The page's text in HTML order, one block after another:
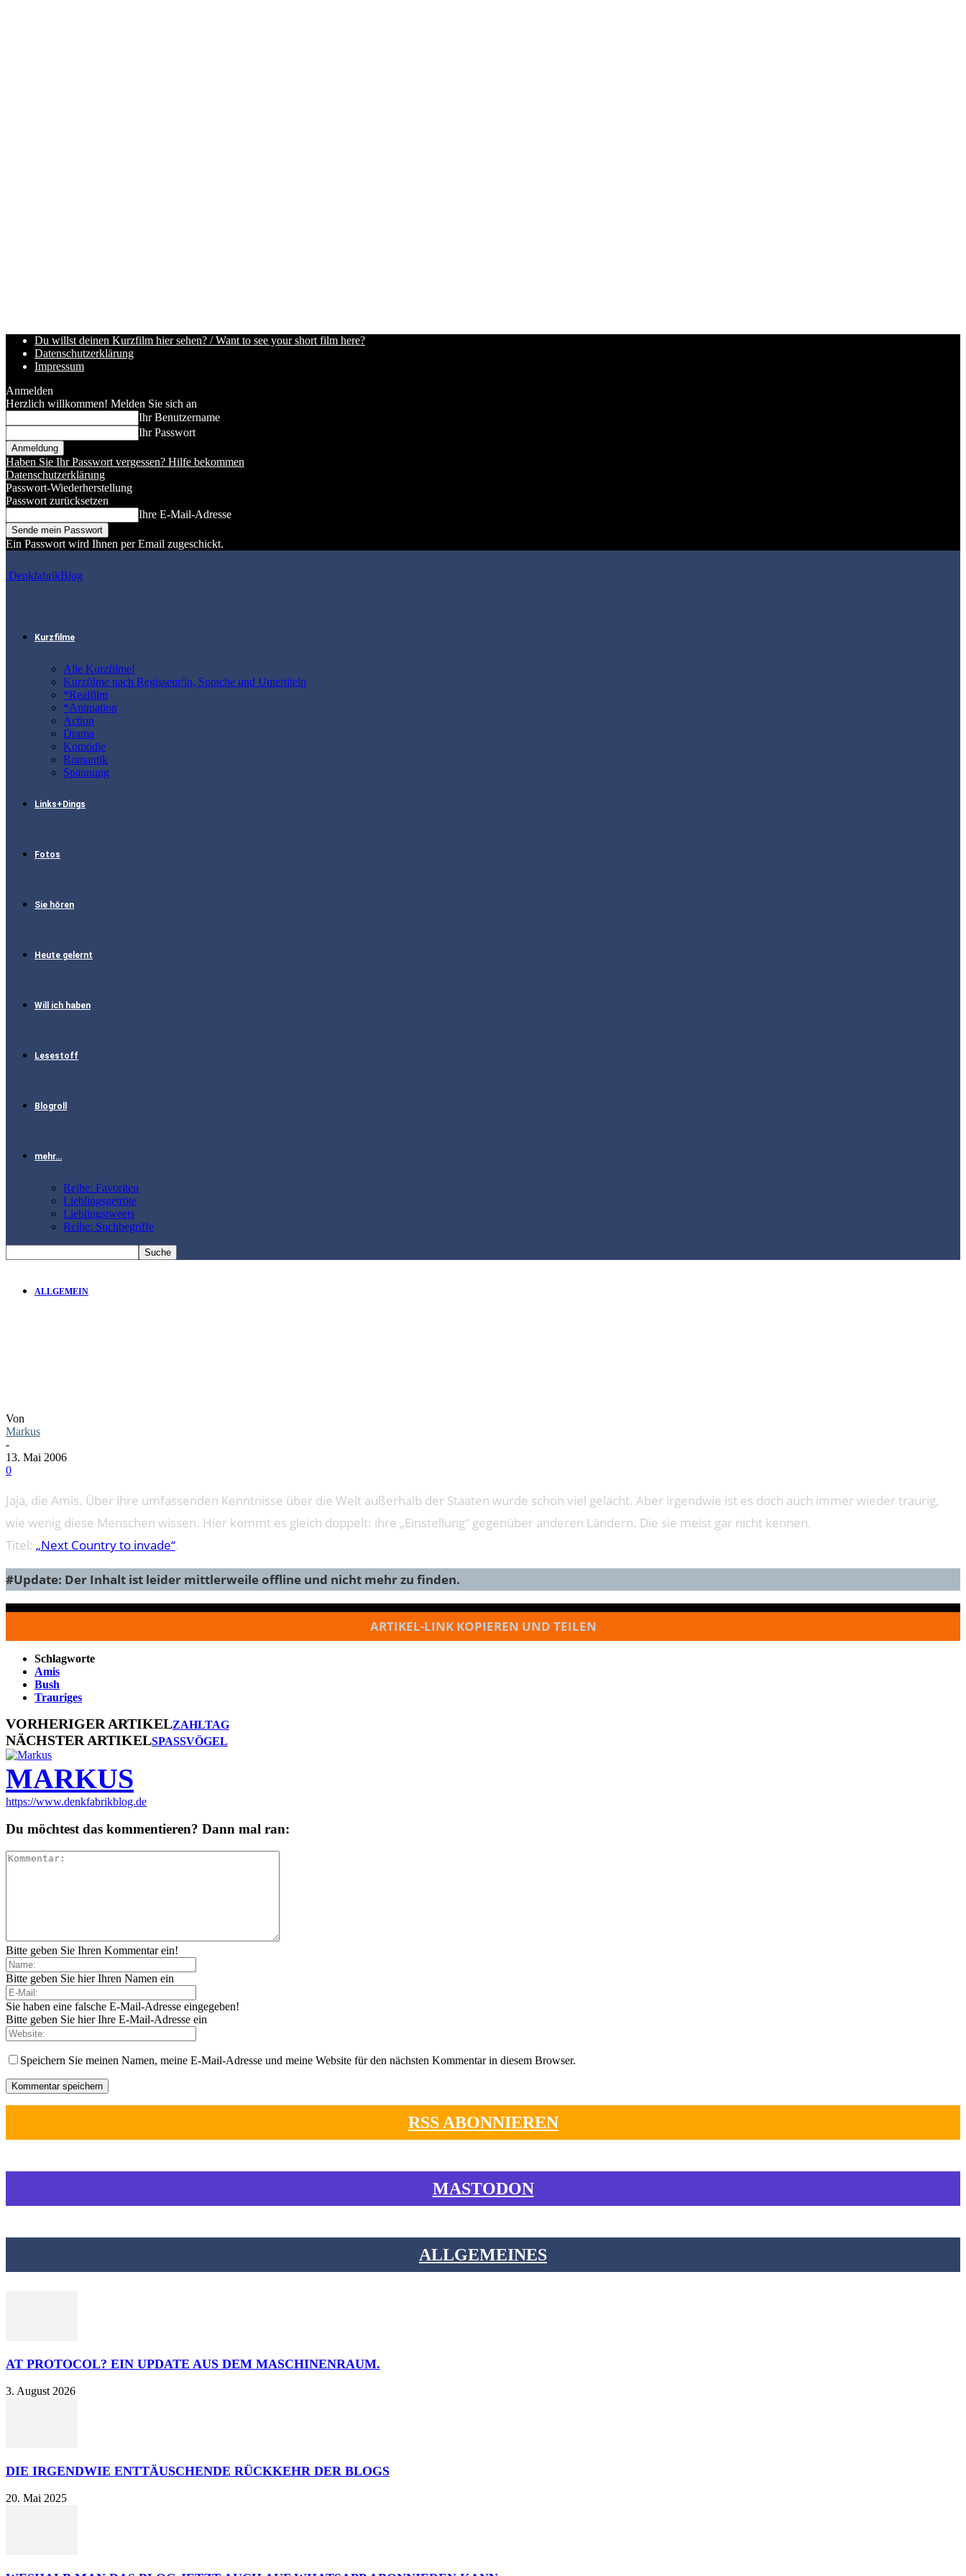
Du willst deinen Kurzfilm hier sehen? / Want to see your short film here?
Datenschutzerklärung
Impressum
Anmelden
Herzlich willkommen! Melden Sie sich an
Ihr Benutzername
Ihr Passwort
Haben Sie Ihr Passwort vergessen? Hilfe bekommen
Datenschutzerklärung
Passwort-Wiederherstellung
Passwort zurücksetzen
Ihre E-Mail-Adresse
Ein Passwort wird Ihnen per Email zugeschickt.
DenkfabrikBlog
Kurzfilme
Alle Kurzfilme!
Kurzfilme nach Regisseur/in, Sprache und Untertiteln
*Realfilm
*Animation
Action
Drama
Komödie
Romantik
Spannung
Links+Dings
Fotos
Sie hören
Heute gelernt
Will ich haben
Lesestoff
Blogroll
mehr…
Reihe: Favoriten
Lieblingsgetröte
Lieblingstweets
Reihe: Suchbegriffe
ALLGEMEIN
Von
Markus
-
13. Mai 2006
0
Jaja, die Amis. Über ihre umfassenden Kenntnisse über die Welt außerhalb der Staaten wurde schon viel gelacht. Aber irgendwie ist es doch auch immer wieder traurig,
wie wenig diese Menschen wissen. Hier kommt es gleich doppelt: ihre „Einstellung“ gegenüber anderen Ländern. Die sie meist gar nicht kennen.
Titel: „Next Country to invade“.
#Update: Der Inhalt ist leider mittlerweile offline und nicht mehr zu finden.
ARTIKEL-LINK KOPIEREN UND TEILEN
Schlagworte
Amis
Bush
Trauriges
VORHERIGER ARTIKELZAHLTAG
NÄCHSTER ARTIKELSPASSVÖGEL
MARKUS
https://www.denkfabrikblog.de
Du möchtest das kommentieren? Dann mal ran:
Bitte geben Sie Ihren Kommentar ein!
Bitte geben Sie hier Ihren Namen ein
Sie haben eine falsche E-Mail-Adresse eingegeben!
Bitte geben Sie hier Ihre E-Mail-Adresse ein
Speichern Sie meinen Namen, meine E-Mail-Adresse und meine Website für den nächsten Kommentar in diesem Browser.
RSS ABONNIEREN
MASTODON
ALLGEMEINES
AT PROTOCOL? EIN UPDATE AUS DEM MASCHINENRAUM.
3. August 2026
DIE IRGENDWIE ENTTÄUSCHENDE RÜCKKEHR DER BLOGS
20. Mai 2025